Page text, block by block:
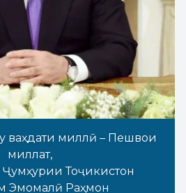
ваҳдати миллӣ – Пешвои
миллат,
Тоҷикистон
Эмомалӣ Раҳмон